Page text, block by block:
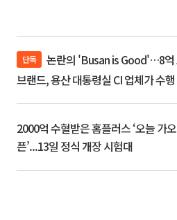
단독
브랜드, 용산 대통령실 CI 업체가 수행
2000억 수혈받은 홈플러스 ‘오늘 가오
픈’...13일 정식 개장 시험대